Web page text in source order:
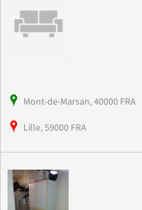
Mont-de-Marsan, 40000 FRA
Lille, 59000 FRA